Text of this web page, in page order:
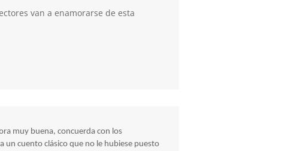
van a enamorarse de esta
muy buena, concuerda con los
un cuento clásico que no le hubiese puesto